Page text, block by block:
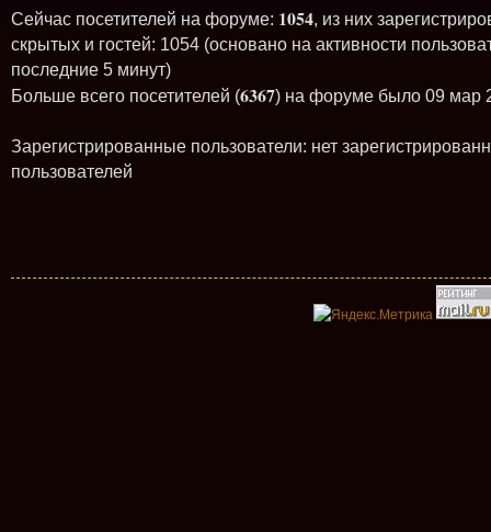
Сейчас посетителей на форуме: 1054, из них
скрытых и гостей: 1054 (основано на активности
последние 5 минут)
Больше всего посетителей (6367) на форуме было 09 мар
Зарегистрированные пользователи: нет
пользователей